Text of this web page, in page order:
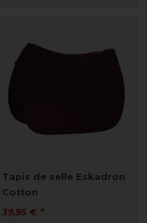
Tapis de selle Eskadron
Cotton
39,95 € *